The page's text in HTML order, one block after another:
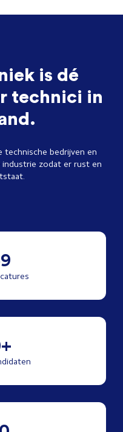
is dé
technici in
technische bedrijven en
zodat er rust en